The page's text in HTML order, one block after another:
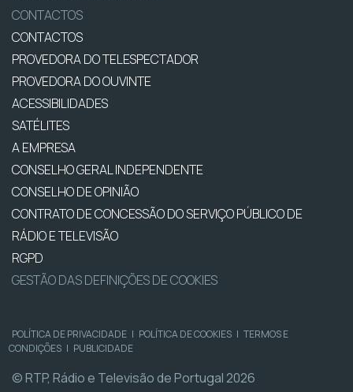
CONTACTOS
CONTACTOS
PROVEDORA DO TELESPECTADOR
PROVEDORA DO OUVINTE
ACESSIBILIDADES
SATÉLITES
A EMPRESA
CONSELHO GERAL INDEPENDENTE
CONSELHO DE OPINIÃO
CONTRATO DE CONCESSÃO DO SERVIÇO PÚBLICO DE
RÁDIO E TELEVISÃO
RGPD
GESTÃO DAS DEFINIÇÕES DE COOKIES
POLÍTICA DE PRIVACIDADE | POLÍTICA DE COOKIES | TERMOS E
CONDIÇÕES | PUBLICIDADE
© RTP, Rádio e Televisão de Portugal 2026